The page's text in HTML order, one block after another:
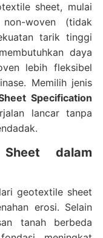
sheet, mulai
woven (tidak
tarik tinggi
daya
lebih fleksibel
Memilih jenis
Specification
lancar tanpa
dalam
geotextile sheet
erosi. Selain
tanah berbeda